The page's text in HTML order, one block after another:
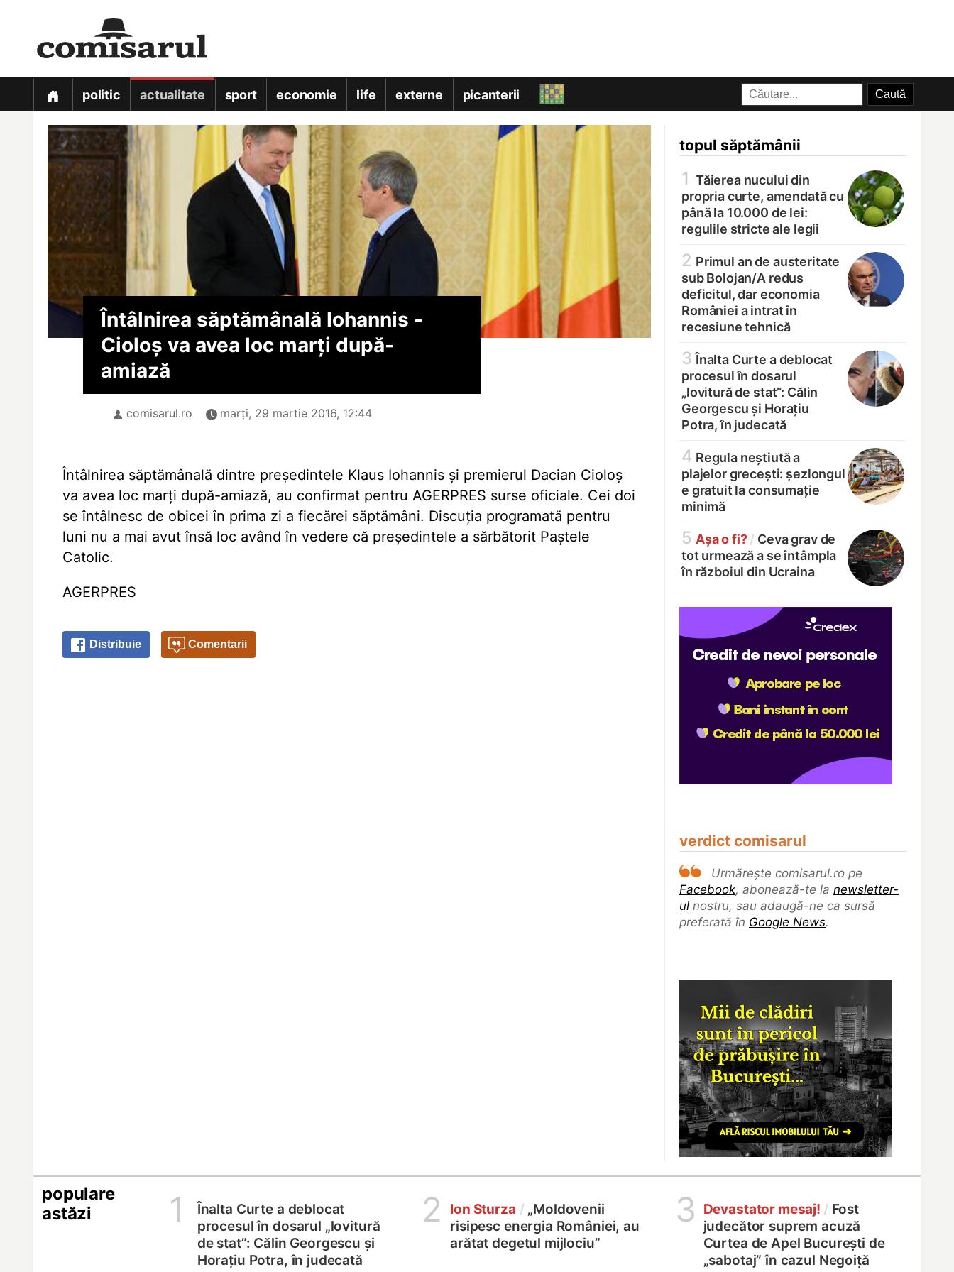
politic actualitate sport economie life externe picanterii
topul săptămânii
1 Tăierea nucului din
propria curte, amendată cu
până la 10.000 de lei:
regulile stricte ale legii
2 Primul an de austeritate
sub Bolojan/A redus
deficitul, dar economia
României a intrat în
recesiune tehnică
3 Înalta Curte a deblocat
procesul în dosarul
„lovitură de stat”: Călin
Georgescu și Horațiu
Potra, în judecată
4 Regula neștiută a
plajelor grecești: șezlongul
e gratuit la consumație
minimă
5 Așa o fi? / Ceva grav de
tot urmează a se întâmpla
în războiul din Ucraina
verdict comisarul
Urmărește comisarul.ro pe
Facebook, abonează-te la newsletter-
ul nostru, sau adaugă-ne ca sursă
preferată în Google News.
Întâlnirea săptămânală Iohannis -
Cioloș va avea loc marți după-
amiază
comisarul.ro marți, 29 martie 2016, 12:44
Întâlnirea săptămânală dintre președintele Klaus Iohannis și premierul Dacian Cioloș
va avea loc marți după-amiază, au confirmat pentru AGERPRES surse oficiale. Cei doi
se întâlnesc de obicei în prima zi a fiecărei săptămâni. Discuția programată pentru
luni nu a mai avut însă loc având în vedere că președintele a sărbătorit Paștele
Catolic.
AGERPRES
Distribuie Comentarii
populare
astăzi
1
Înalta Curte a deblocat
procesul în dosarul „lovitură
de stat”: Călin Georgescu și
Horațiu Potra, în judecată
2 Ion Sturza / „Moldovenii
risipesc energia României, au
arătat degetul mijlociu”
3 Devastator mesaj! / Fost
judecător suprem acuză
Curtea de Apel București de
„sabotaj” în cazul Negoiță